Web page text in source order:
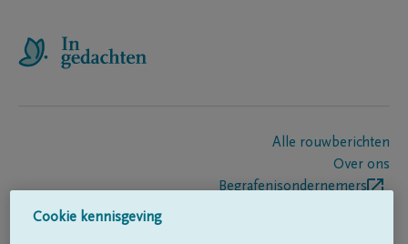
Alle rouwberichten
Over ons
Begrafenisondernemers
Cookie kennisgeving